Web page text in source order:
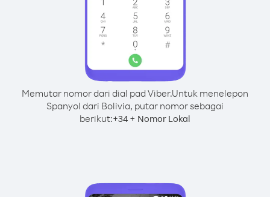
Memutar nomor dari dial pad Viber.Untuk menelepon
Spanyol dari Bolivia, putar nomor sebagai
berikut:+34 + Nomor Lokal